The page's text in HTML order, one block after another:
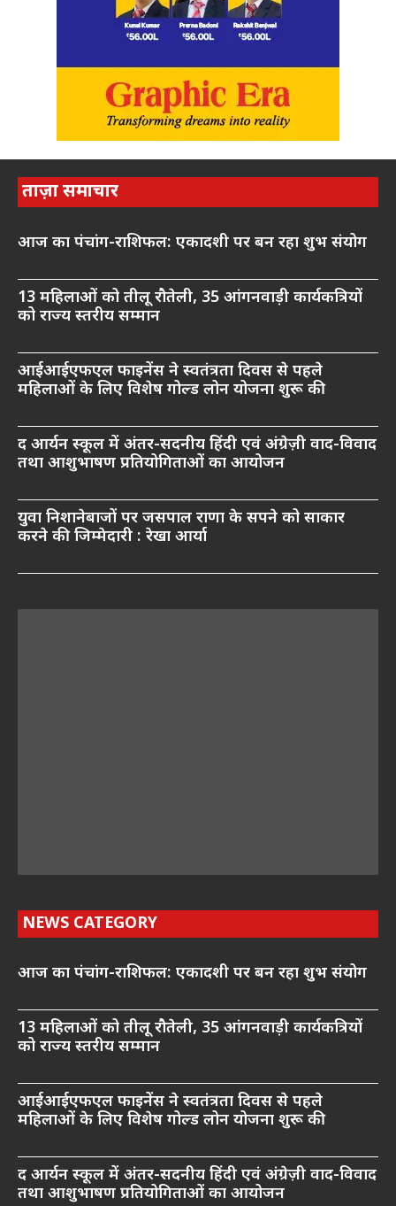
ताज़ा समाचार
आज का पंचांग-राशिफल: एकादशी पर बन रहा शुभ संयोग
13 महिलाओं को तीलू रौतेली, 35 आंगनवाड़ी कार्यकत्रियों
को राज्य स्तरीय सम्मान
आईआईएफएल फाइनेंस ने स्वतंत्रता दिवस से पहले
महिलाओं के लिए विशेष गोल्ड लोन योजना शुरू की
द आर्यन स्कूल में अंतर-सदनीय हिंदी एवं अंग्रेज़ी वाद-विवाद
तथा आशुभाषण प्रतियोगिताओं का आयोजन
युवा निशानेबाजों पर जसपाल राणा के सपने को साकार
करने की जिम्मेदारी : रेखा आर्या
NEWS CATEGORY
आज का पंचांग-राशिफल: एकादशी पर बन रहा शुभ संयोग
13 महिलाओं को तीलू रौतेली, 35 आंगनवाड़ी कार्यकत्रियों
को राज्य स्तरीय सम्मान
आईआईएफएल फाइनेंस ने स्वतंत्रता दिवस से पहले
महिलाओं के लिए विशेष गोल्ड लोन योजना शुरू की
द आर्यन स्कूल में अंतर-सदनीय हिंदी एवं अंग्रेज़ी वाद-विवाद
तथा आशुभाषण प्रतियोगिताओं का आयोजन